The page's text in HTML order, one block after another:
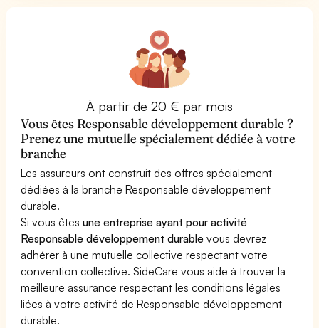
À partir de 20 € par mois
Vous êtes Responsable développement durable ?
Prenez une mutuelle spécialement dédiée à votre
branche
Les assureurs ont construit des offres spécialement
dédiées à la branche Responsable développement
durable.
Si vous êtesune entreprise ayant pour activité
Responsable développement durable vous devrez
adhérer à une mutuelle collective respectant votre
convention collective. SideCare vous aide à trouver la
meilleure assurance respectant les conditions légales
liées à votre activité de Responsable développement
durable.